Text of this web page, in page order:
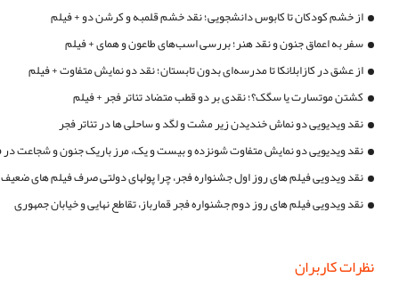
از خشم کودکان تا کابوس دانشجویی؛ نقد خشم قلمبه و کرشن دو + فیلم
سفر به اعماق جنون و نقد هنر؛ بررسی اسب‌های طاعون و همای + فیلم
از عشق در کازابلانکا تا مدرسه‌ای بدون تابستان؛ نقد دو نمایش متفاوت + فیلم
کشتن موتسارت یا سگک؟؛ نقدی بر دو قطب متضاد تئاتر فجر + فیلم
نقد ویدیویی دو نماش خندیدن زیر مشت و لگد و ساحلی ها در تئاتر فجر
نقد ویدیویی دو نمایش متفاوت شونزده و بیست و یک، مرز باریک جنون و شجاعت
نقد ویدویی فیلم های روز اول جشنواره فجر، چرا پولهای دولتی صرف فیلم های
نقد ویدویی فیلم های روز دوم جشنواره فجر قمارباز، تقاطع نهایی و خیابان جمهوری
نظرات کاربران